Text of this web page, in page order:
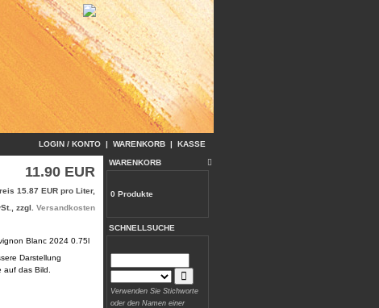
LOGIN / KONTO | WARENKORB | KASSE
11.90 EUR
15.87 EUR pro Liter,
zzgl. Versandkosten
Darstellung
auf das Bild.
WARENKORB
0 Produkte
SCHNELLSUCHE
Verwenden Sie Stichworte
oder den Namen einer